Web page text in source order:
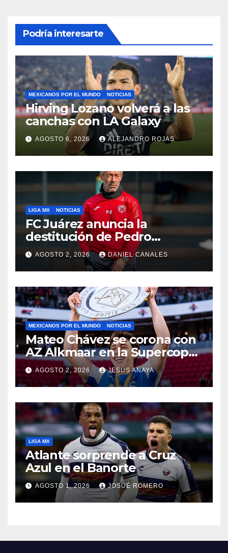
Podría interesarte
MEXICANOS POR EL MUNDO NOTICIAS
Hirving Lozano volverá a las
canchas con LA Galaxy
AGOSTO 6, 2026 ALEJANDRO ROJAS
LIGA MX NOTICIAS
FC Juárez anuncia la
destitución de Pedro
Caixinha
AGOSTO 2, 2026 DANIEL CANALES
MEXICANOS POR EL MUNDO NOTICIAS
Mateo Chávez se corona con
AZ Alkmaar en la Supercopa
de Países Bajos
AGOSTO 2, 2026 JESÚS ANAYA
LIGA MX
Atlante sorprende a Cruz
Azul en el Banorte
AGOSTO 1, 2026 JOSUÉ ROMERO